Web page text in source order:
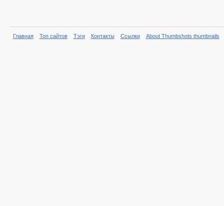
Главная Топ сайтов Тэги Контакты Ссылки About Thumbshots thumbnails